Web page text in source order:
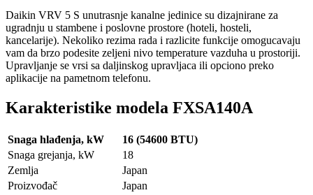
Daikin VRV 5 S unutrasnje kanalne jedinice su dizajnirane za
ugradnju u stambene i poslovne prostore (hoteli, hosteli,
kancelarije). Nekoliko rezima rada i razlicite funkcije omogucavaju
vam da brzo podesite zeljeni nivo temperature vazduha u prostoriji.
Upravljanje se vrsi sa daljinskog upravljaca ili opciono preko
aplikacije na pametnom telefonu.
Karakteristike modela FXSA140A
Snaga hlađenja, kW
16 (54600 BTU)
Snaga grejanja, kW
18
Zemlja
Japan
Proizvođač
Japan